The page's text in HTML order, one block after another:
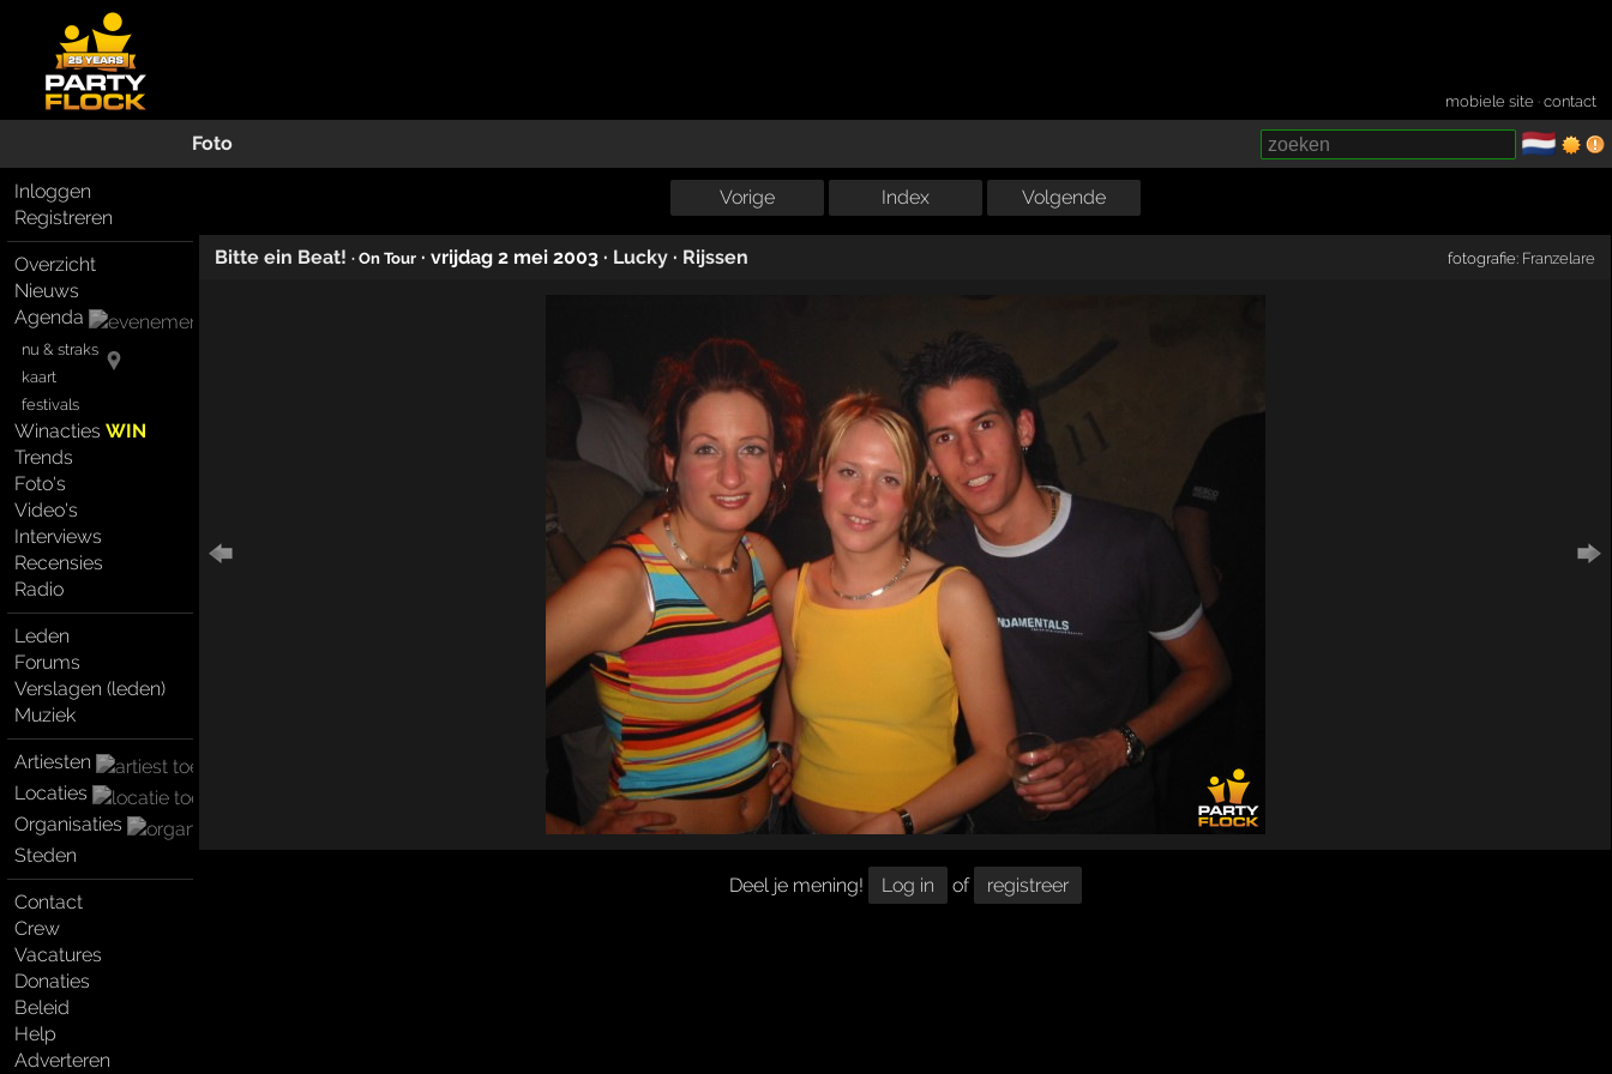
mobiele site ·contact
Foto 🇳🇱
Inloggen
Registreren
Overzicht
Nieuws
Agenda
nu & straks
kaart
festivals
WinactiesWIN
Trends
Foto's
Video's
Interviews
Recensies
Radio
Leden
Forums
Verslagen (leden)
Muziek
Artiesten
Locaties
Organisaties
Steden
Contact
Crew
Vacatures
Donaties
Beleid
Help
Adverteren
Vorige Index Volgende
Bitte ein Beat! · On Tour · vrijdag 2 mei 2003 · Lucky · Rijssen fotografie: Franzelare
Deel je mening! Log in of registreer